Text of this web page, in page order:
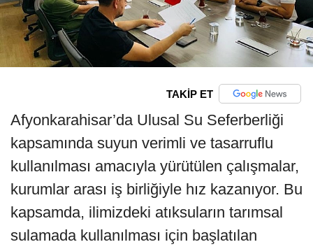
TAKİP ET
Afyonkarahisar’da Ulusal Su Seferberliği
kapsamında suyun verimli ve tasarruflu
kullanılması amacıyla yürütülen çalışmalar,
kurumlar arası iş birliğiyle hız kazanıyor. Bu
kapsamda, ilimizdeki atıksuların tarımsal
sulamada kullanılması için başlatılan